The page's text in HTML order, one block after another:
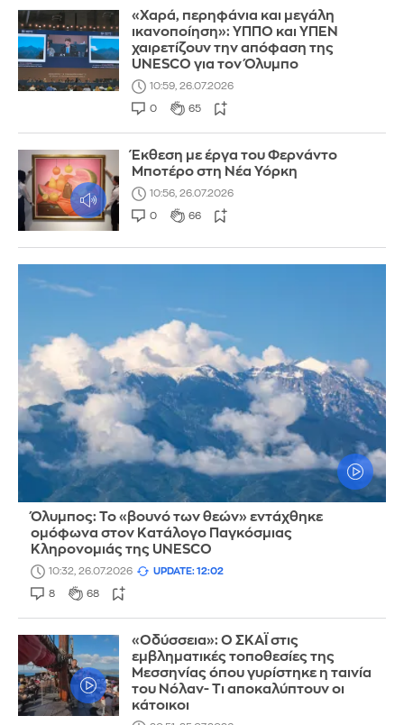
«Χαρά, περηφάνια και μεγάλη
ικανοποίηση»: ΥΠΠΟ και ΥΠΕΝ
χαιρετίζουν την απόφαση της
UNESCO για τον Όλυμπο
10:59, 26.07.2026
0 65
Έκθεση με έργα του Φερνάντο
Μποτέρο στη Νέα Υόρκη
10:56, 26.07.2026
0 66
Όλυμπος: Το «βουνό των θεών» εντάχθηκε
ομόφωνα στον Κατάλογο Παγκόσμιας
Κληρονομιάς της UNESCO
10:32, 26.07.2026 UPDATE: 12:02
8 68
«Οδύσσεια»: Ο ΣΚΑΪ στις
εμβληματικές τοποθεσίες της
Μεσσηνίας όπου γυρίστηκε η ταινία
του Νόλαν- Τι αποκαλύπτουν οι
κάτοικοι